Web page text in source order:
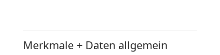
Merkmale + Daten allgemein